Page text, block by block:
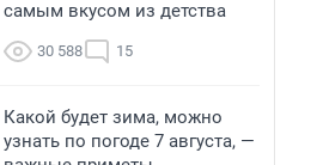
самым вкусом из детства
30 588 15
Какой будет зима, можно
узнать по погоде 7 августа, —